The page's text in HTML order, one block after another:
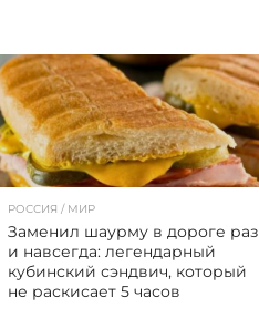
РОССИЯ / МИР
Заменил шаурму в дороге раз
и навсегда: легендарный
кубинский сэндвич, который
не раскисает 5 часов